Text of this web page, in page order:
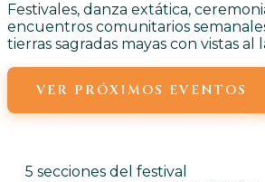
Festivales, danza extática,
encuentros comunitarios
tierras sagradas mayas con vistas al
VER PRÓXIMOS EVENTOS
5 secciones del festival